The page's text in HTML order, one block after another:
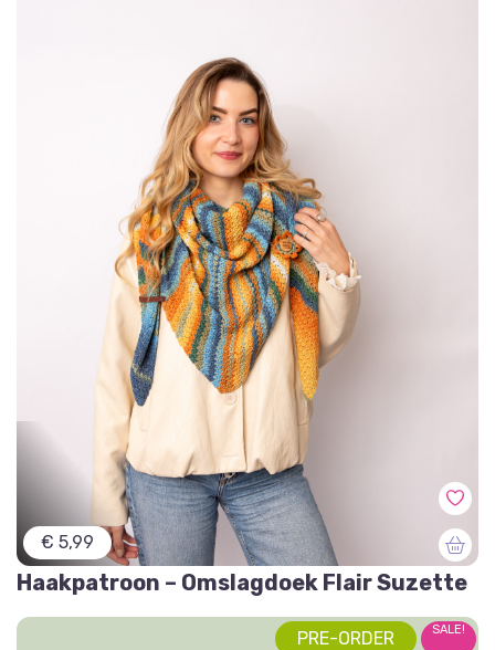
€ 5,99
Haakpatroon – Omslagdoek Flair Suzette
PRE-ORDER SALE!